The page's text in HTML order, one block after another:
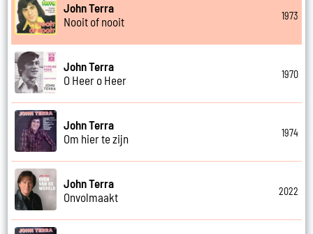
John Terra
Nooit of nooit
1973
John Terra
O Heer o Heer
1970
John Terra
Om hier te zijn
1974
John Terra
Onvolmaakt
2022